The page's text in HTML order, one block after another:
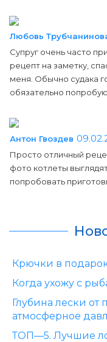
Любовь
Супруг очень часто
рецепт на заметку,
меня. Обычно судака
обязательно
Антон Гвоздев
Просто отличный
фото котлеты
попробовать
Крючки в
Когда ухожу с
Глубина лески от
атмосферное
ТОП—5. Лучшие